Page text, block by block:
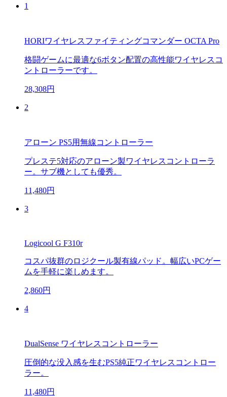
1
HORIワイヤレスファイティングコマンダー OCTA Pro
格闘ゲームに最適な6ボタン配置の高性能ワイヤレスコ
ントローラーです。
28,308円
2
アローン PS5用無線コントローラー
プレステ5対応のアローン製ワイヤレスコントローラ
ー。サブ機としても優秀。
11,480円
3
Logicool G F310r
コスパ抜群のロジクール製有線パッド。幅広いPCゲー
ムを手軽に楽しめます。
2,860円
4
DualSense ワイヤレスコントローラー
圧倒的な没入感を生むPS5純正ワイヤレスコントロー
ラー。
11,480円